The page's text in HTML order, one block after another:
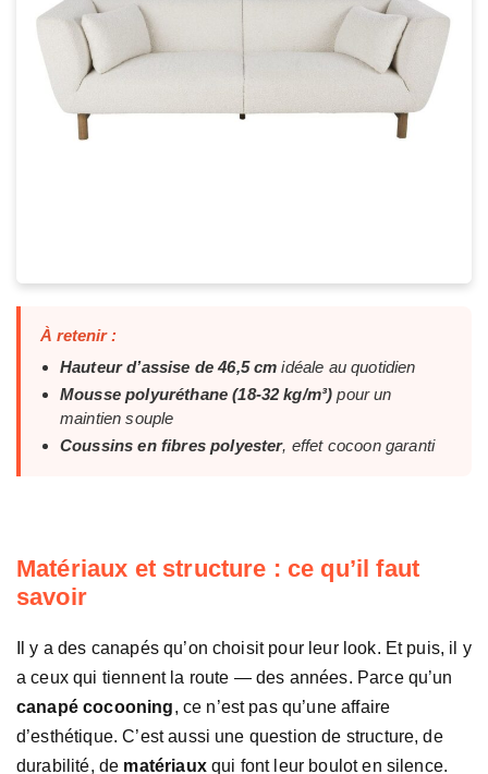
À retenir :
Hauteur d’assise de 46,5 cm idéale au quotidien
Mousse polyuréthane (18-32 kg/m³) pour un
maintien souple
Coussins en fibres polyester, effet cocoon garanti
Matériaux et structure : ce qu’il faut
savoir
Il y a des canapés qu’on choisit pour leur look. Et puis, il y
a ceux qui tiennent la route — des années. Parce qu’un
canapé cocooning, ce n’est pas qu’une affaire
d’esthétique. C’est aussi une question de structure, de
durabilité, de matériauxqui font leur boulot en silence.